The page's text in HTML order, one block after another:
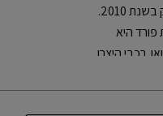
ביותר במאה ה-20. בזכות שיטת פס הייצור ניתן היה לייצר כמויות גדולות של מכוניות. פורד מחזיקה בחלק ממניות אסטון מרטין ומאזדה ובבעלותה מותג לינקולן ומותג מרקורי שייצורו הופסק בשנת 2010.
הסינית. קבוצת פורד היא
סיטרואן. רכבי היצרן